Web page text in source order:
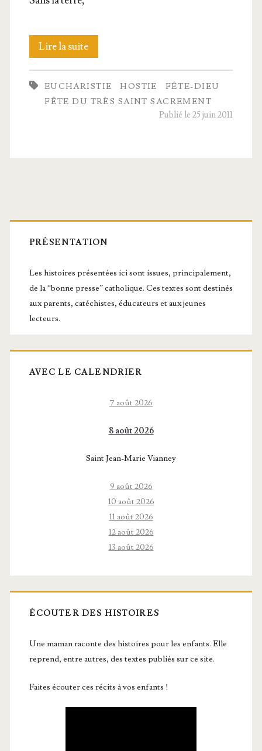
Lire la suiteLa
mois­
son
EUCHARISTIE HOSTIE
FÊTE-DIEU
FÊTE DU TRÈS SAINT SACREMENT
Publié le 25 juin 2011
Barre
latérale
principale
PRÉSENTATION
Les histoires présentées ici sont issues, principalement,
de la “bonne presse” catholique. Ces textes sont destinés
aux parents, catéchistes, éducateurs et aux jeunes
lecteurs.
AVEC LE CALENDRIER
7 août 2026
8 août 2026
Saint Jean-Marie Vianney
9 août 2026
10 août 2026
11 août 2026
12 août 2026
13 août 2026
ÉCOUTER DES HISTOIRES
Une maman raconte des histoires pour les enfants. Elle
reprend, entre autres, des textes publiés sur ce site.
Faites écouter ces récits à vos enfants !